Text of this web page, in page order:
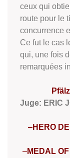
ceux qui
route pour le
concurrence
Ce fut le cas
qui, une fois
remarquées
Juge: ERIC
–HERO
–MEDAL